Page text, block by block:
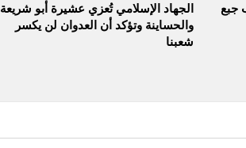
جبع
الجهاد الإسلامي تُعزي عشيرة أبو شريعة
والحساينة وتؤكد أن العدوان لن يكسر
شعبنا